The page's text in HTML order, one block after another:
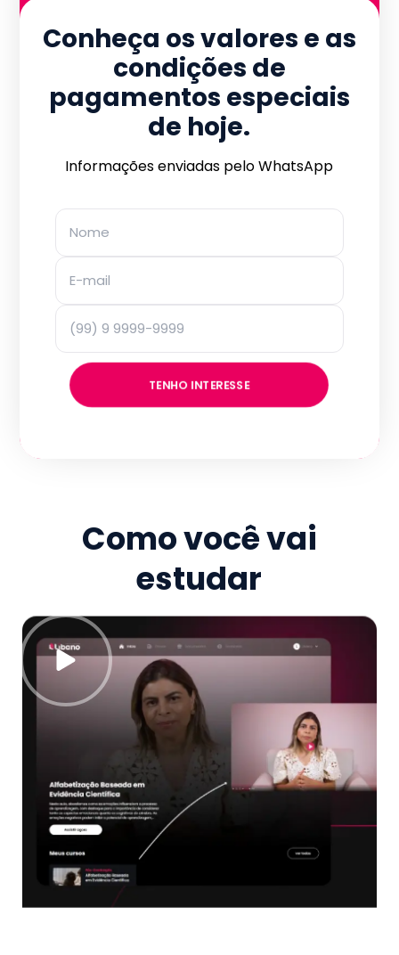
Conheça os valores e as
condições de
pagamentos especiais
de hoje.
Informações enviadas pelo WhatsApp
TENHO INTERESSE
Como você vai
estudar